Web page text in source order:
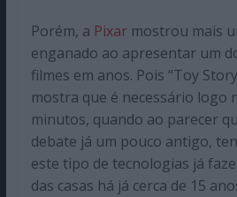
Porém, a Pixarmostrou mais
enganado ao apresentar um
filmes em anos. Pois “Toy
mostra que é necessário logo
minutos, quando ao parecer
debate já um pouco antigo,
este tipo de tecnologias já
das casas há já cerca de 15